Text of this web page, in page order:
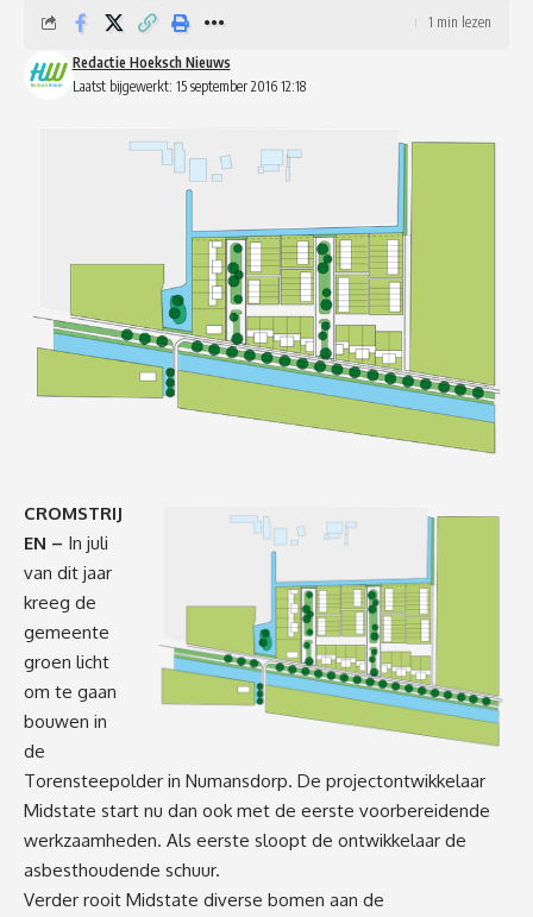
Laatst bijgewerkt: 15 september 2016 12:18
Redactie Hoeksch Nieuws
1 min lezen
CROMSTRIJ
EN – In juli
van dit jaar
kreeg de
gemeente
groen licht
om te gaan
bouwen in
de
Torensteepolder in Numansdorp. De projectontwikkelaar
Midstate start nu dan ook met de eerste voorbereidende
werkzaamheden. Als eerste sloopt de ontwikkelaar de
asbesthoudende schuur.
Verder rooit Midstate diverse bomen aan de